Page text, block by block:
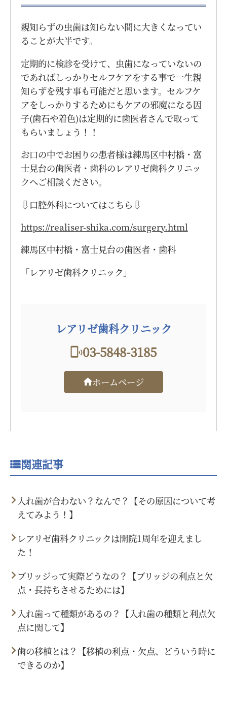
親知らずの虫歯は知らない間に大きくなってい
ることが大半です。
定期的に検診を受けて、虫歯になっていないの
であればしっかりセルフケアをする事で一生親
知らずを残す事も可能だと思います。セルフケ
アをしっかりするためにもケアの邪魔になる因
子(歯石や着色)は定期的に歯医者さんで取って
もらいましょう！！
お口の中でお困りの患者様は練馬区中村橋・富
士見台の歯医者・歯科のレアリゼ歯科クリニッ
クへご相談ください。
⇩口腔外科についてはこちら⇩
https://realiser-shika.com/surgery.html
練馬区中村橋・富士見台の歯医者・歯科
「レアリゼ歯科クリニック」
レアリゼ歯科クリニック
03-5848-3185
ホームページ
関連記事
入れ歯が合わない？なんで？【その原因について考
えてみよう！】
レアリゼ歯科クリニックは開院1周年を迎えまし
た！
ブリッジって実際どうなの？【ブリッジの利点と欠
点・長持ちさせるためには】
入れ歯って種類があるの？【入れ歯の種類と利点欠
点に関して】
歯の移植とは？【移植の利点・欠点、どういう時に
できるのか】